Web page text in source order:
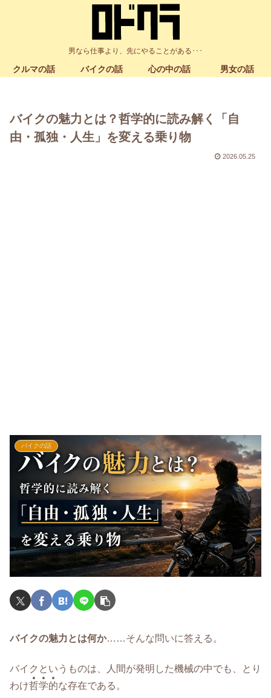
男なら仕事より、先にやることがある･･･
クルマの話 バイクの話 心の中の話 男女の話
バイクの魅力とは？哲学的に読み解く「自
由・孤独・人生」を変える乗り物
2026.05.25
バイクの話
バイクの魅力とは何か……そんな問いに答える。
バイクというものは、人間が発明した機械の中でも、とり
わけ哲学的な存在である。